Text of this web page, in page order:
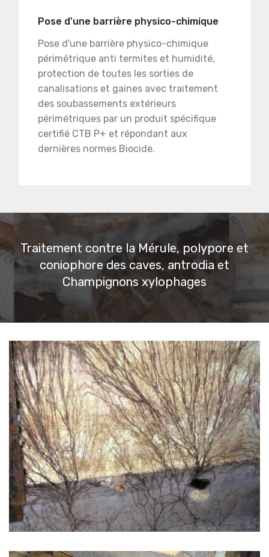
Pose d'une barrière physico-chimique
Pose d'une barrière physico-chimique
périmétrique anti termites et humidité,
protection de toutes les sorties de
canalisations et gaines avec traitement
des soubassements extérieurs
périmétriques par un produit spécifique
certifié CTB P+ et répondant aux
dernières normes Biocide.
Traitement contre la Mérule, polypore et
coniophore des caves, antrodia et
Champignons xylophages